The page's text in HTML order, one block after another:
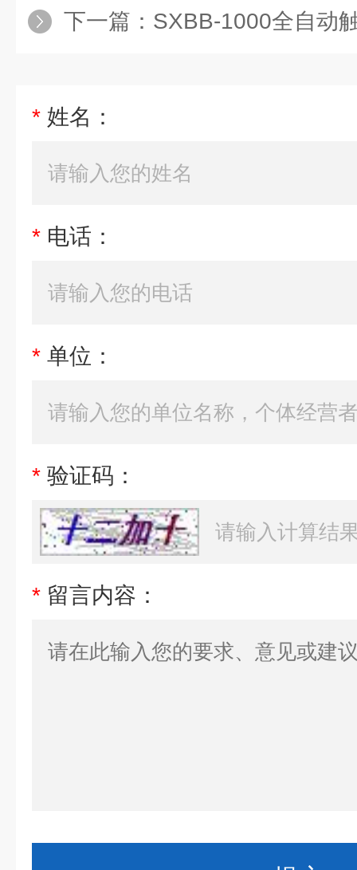
下一篇： SXBB-1000全自动
* 姓名：
* 电话：
* 单位：
* 验证码：
* 留言内容：